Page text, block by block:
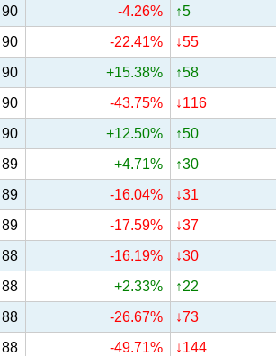
90 -4.26%
↑5
90 -22.41%
↓55
90 +15.38%
↑58
90 -43.75%
↓116
90 +12.50%
↑50
89 +4.71%
↑30
89 -16.04%
↓31
89 -17.59%
↓37
88 -16.19%
↓30
88 +2.33%
↑22
88 -26.67%
↓73
88 -49.71%
↓144